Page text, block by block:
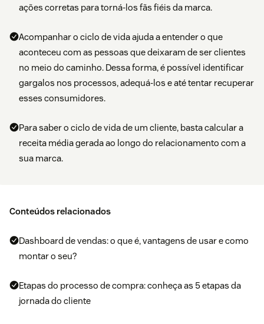
ações corretas para torná-los fãs fiéis da marca.
Acompanhar o ciclo de vida ajuda a entender o que
aconteceu com as pessoas que deixaram de ser clientes
no meio do caminho. Dessa forma, é possível identificar
gargalos nos processos, adequá-los e até tentar recuperar
esses consumidores.
Para saber o ciclo de vida de um cliente, basta calcular a
receita média gerada ao longo do relacionamento com a
sua marca.
Conteúdos relacionados
Dashboard de vendas: o que é, vantagens de usar e como
montar o seu?
Etapas do processo de compra: conheça as 5 etapas da
jornada do cliente